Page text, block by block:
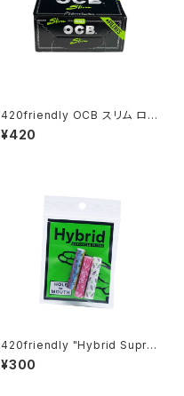
420friendly OCB スリム ロー
ル＋フィルターチップ｜エンドレ
スロール・超薄巻紙・手巻き用プ
¥420
420friendly "Hybrid Supre
me Filters" STORE SAMPL
ER / 30mm × 6.4mm（お試し
¥300